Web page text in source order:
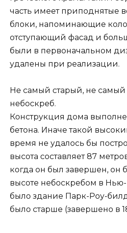
часть имеет приподнятые
блоки, напоминающие
отступающий фасад и
были в первоначальном
удалены при реализации.
Не самый старый, не
небоскреб.
Конструкция дома
бетона. Иначе такой
время не удалось бы
высота составляет 87
когда он был завершен, он
высоте небоскребом в
было здание Парк-Роу-
было старше (завершено в